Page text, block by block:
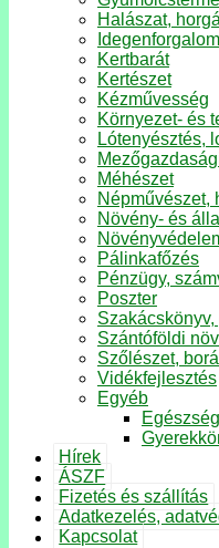
Halászat,
Kertbarát
Kertészet
Kézművesség
Környezet- és
Lótenyésztés,
Méhészet
Népművészet,
Növény- és
Pálinkafőzés
Pénzügy,
Poszter
Szántóföldi
Szőlészet,
Vidékfejlesztés
Egyéb
Hírek
ÁSZF
Fizetés és szállítás
Adatkezelés,
Kapcsolat